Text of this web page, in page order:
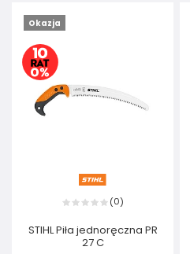
Okazja
(0)
STIHL Piła jednoręczna PR
27 C